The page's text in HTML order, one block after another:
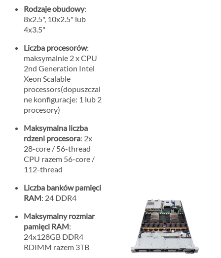
Rodzaje obudowy:
8x2.5", 10x2.5" lub
4x3.5"
Liczba procesorów:
maksymalnie 2 x CPU
2nd Generation Intel
Xeon Scalable
processors(dopuszczal
ne konfiguracje: 1 lub 2
procesory)
Maksymalna liczba
rdzeni procesora: 2x
28-core / 56-thread
CPU razem 56-core /
112-thread
Liczba banków pamięci
RAM: 24 DDR4
Maksymalny rozmiar
pamięci RAM:
24x128GB DDR4
RDIMM razem 3TB